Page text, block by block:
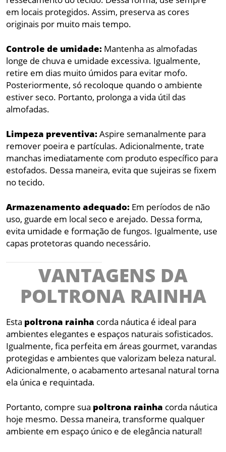
em locais protegidos. Assim, preserva as cores
originais por muito mais tempo.
Controle de umidade: Mantenha as almofadas
longe de chuva e umidade excessiva. Igualmente,
retire em dias muito úmidos para evitar mofo.
Posteriormente, só recoloque quando o ambiente
estiver seco. Portanto, prolonga a vida útil das
almofadas.
Limpeza preventiva:Aspire semanalmente para
remover poeira e partículas. Adicionalmente, trate
manchas imediatamente com produto específico para
estofados. Dessa maneira, evita que sujeiras se fixem
no tecido.
Armazenamento adequado: Em períodos de não
uso, guarde em local seco e arejado. Dessa forma,
evita umidade e formação de fungos. Igualmente, use
capas protetoras quando necessário.
VANTAGENS DA
POLTRONA RAINHA
Esta poltrona rainha corda náutica é ideal para
ambientes elegantes e espaços naturais sofisticados.
Igualmente, fica perfeita em áreas gourmet, varandas
protegidas e ambientes que valorizam beleza natural.
Adicionalmente, o acabamento artesanal natural torna
ela única e requintada.
Portanto, compre sua poltrona rainha corda náutica
hoje mesmo. Dessa maneira, transforme qualquer
ambiente em espaço único e de elegância natural!